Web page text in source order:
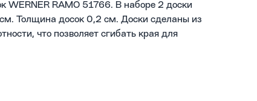
WERNER RAMO 51766. В наборе 2 доски
Толщина досок 0,2 см. Доски сделаны из
что позволяет сгибать края для
в емкость.